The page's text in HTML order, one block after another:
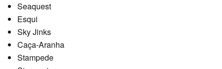
Seaquest
Esqui
Sky Jinks
Caça-Aranha
Stampede